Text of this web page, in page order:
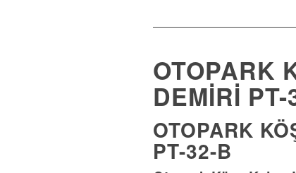
OTOPARK
DEMIRI PT-
OTOPARK
PT-32-B